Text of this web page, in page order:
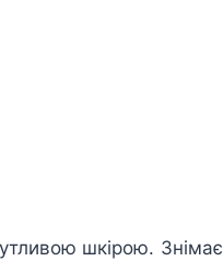
шкірою. Знімає